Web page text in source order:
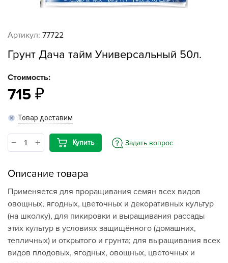
Артикул: 77722
Грунт Дача тайм Универсальный 50л.
Стоимость:
715
Товар доставим
Купить Задать вопрос
Описание товара
Применяется для проращивания семян всех видов
овощных, ягодных, цветочных и декоративных культур
(на школку), для пикировки и выращивания рассады
этих культур в условиях защищённого (домашних,
тепличных) и открытого и грунта; для выращивания всех
видов плодовых, ягодных, овощных, цветочных и